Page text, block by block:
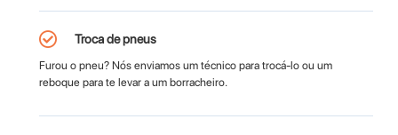
Troca de pneus
Furou o pneu? Nós enviamos um técnico para trocá-lo ou um
reboque para te levar a um borracheiro.